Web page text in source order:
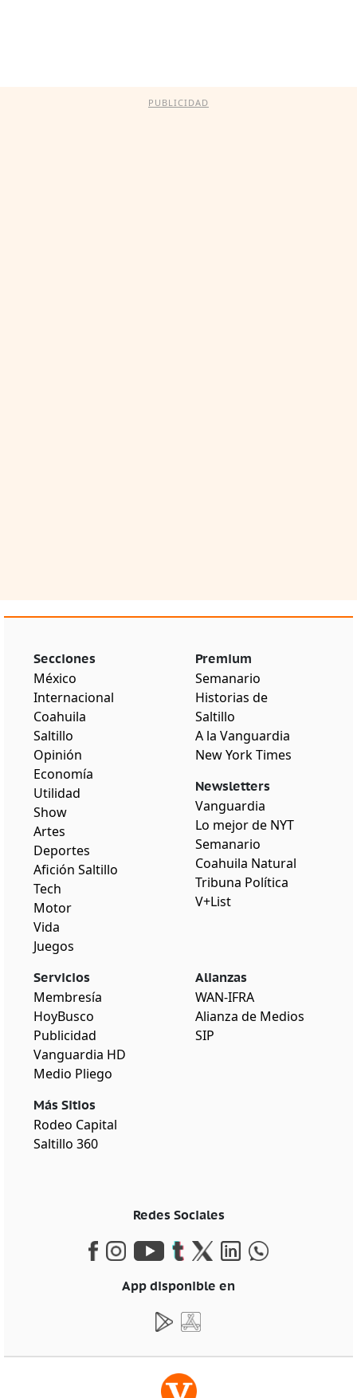
PUBLICIDAD
Secciones
México
Internacional
Coahuila
Saltillo
Opinión
Economía
Utilidad
Show
Artes
Deportes
Afición Saltillo
Tech
Motor
Vida
Juegos
Premium
Semanario
Historias de
Saltillo
A la Vanguardia
New York Times
Newsletters
Vanguardia
Lo mejor de NYT
Semanario
Coahuila Natural
Tribuna Política
V+List
Servicios
Membresía
HoyBusco
Publicidad
Vanguardia HD
Medio Pliego
Más Sitios
Rodeo Capital
Saltillo 360
Alianzas
WAN-IFRA
Alianza de Medios
SIP
Redes Sociales
App disponible en